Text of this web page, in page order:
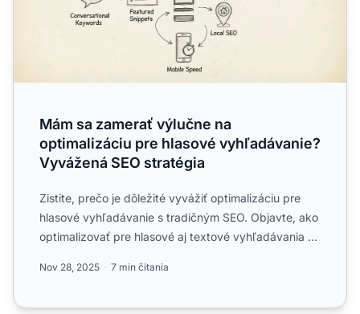
Mám sa zamerať výlučne na
optimalizáciu pre hlasové vyhľadávanie?
Vyvážená SEO stratégia
Zistite, prečo je dôležité vyvážiť optimalizáciu pre
hlasové vyhľadávanie s tradičným SEO. Objavte, ako
optimalizovať pre hlasové aj textové vyhľadávania a
Nov 28, 2025 7 min čítania